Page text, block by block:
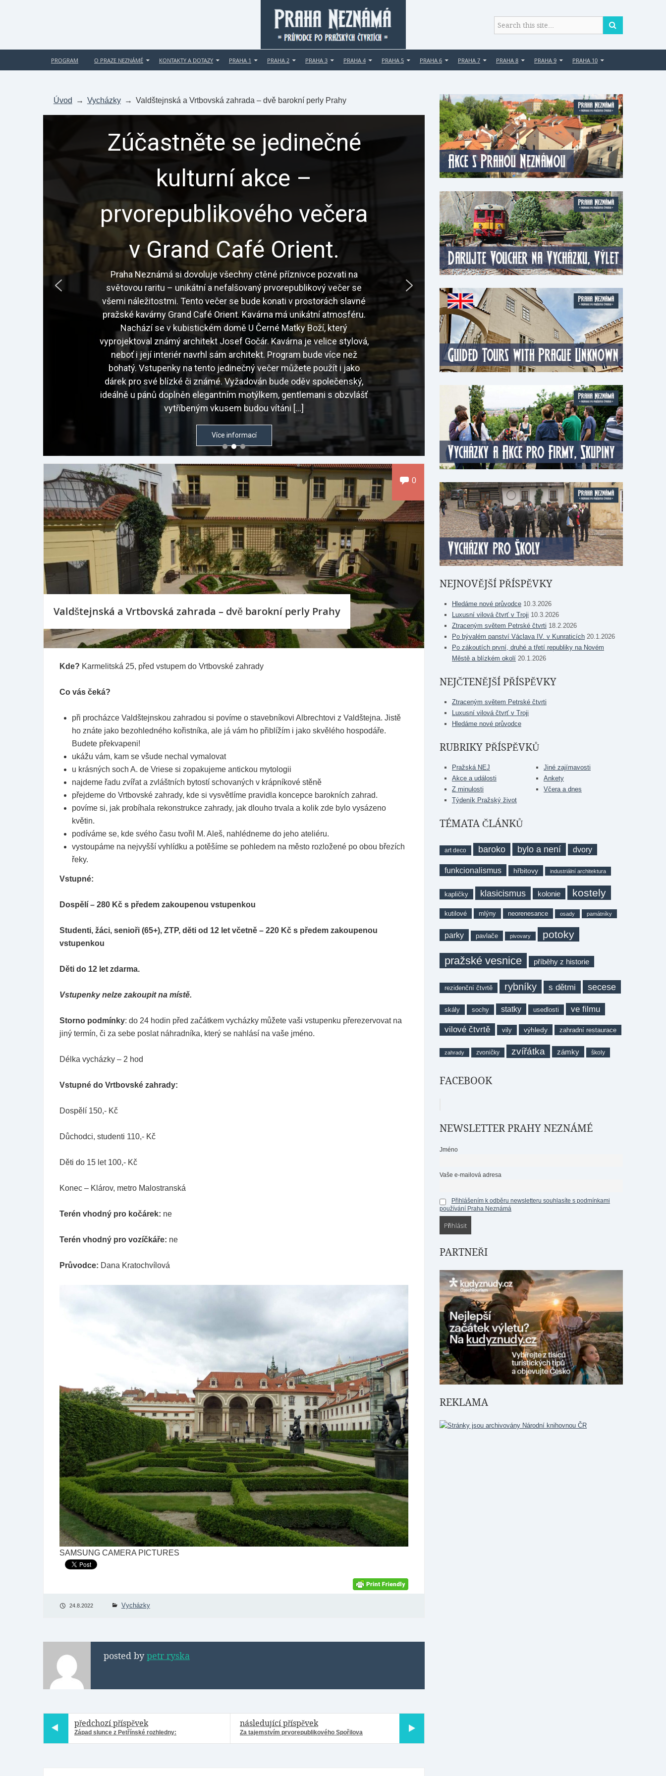
PROGRAM O PRAZE NEZNÁMÉ KONTAKTY A DOTAZY PRAHA 1 PRAHA 2 PRAHA 3 PRAHA 4 PRAHA 5 PRAHA 6 PRAHA 7 PRAHA 8 PRAHA 9 PRAHA 10
Úvod → Vycházky → Valdštejnská a Vrtbovská zahrada – dvě barokní perly Prahy
Zúčastněte se jedinečné
kulturní akce –
prvorepublikového večera
v Grand Café Orient.
Praha Neznámá si dovoluje všechny ctěné příznivce pozvati na
světovou raritu – unikátní a nefalšovaný prvorepublikový večer se
všemi náležitostmi. Tento večer se bude konati v prostorách slavné
pražské kavárny Grand Café Orient. Kavárna má unikátní atmosféru.
Nachází se v kubistickém domě U Černé Matky Boží, který
vyprojektoval známý architekt Josef Gočár. Kavárna je velice stylová,
neboť i její interiér navrhl sám architekt. Program bude více než
bohatý. Vstupenky na tento jedinečný večer můžete použít i jako
dárek pro své blízké či známé. Vyžadován bude oděv společenský,
ideálně u pánů doplněn elegantním motýlkem, gentlemani s obzvlášť
vytříbeným vkusem budou vítáni […]
Více informací
Valdštejnská a Vrtbovská zahrada – dvě barokní perly Prahy
0
Kde? Karmelitská 25, před vstupem do Vrtbovské zahrady
Co vás čeká?
při procházce Valdštejnskou zahradou si povíme o stavebníkovi Albrechtovi z Valdštejna. Jistě
ho znáte jako bezohledného kořistníka, ale já vám ho přiblížím i jako skvělého hospodáře.
Budete překvapeni!
ukážu vám, kam se všude nechal vymalovat
u krásných soch A. de Vriese si zopakujeme antickou mytologii
najdeme řadu zvířat a zvláštních bytostí schovaných v krápníkové stěně
přejdeme do Vrtbovské zahrady, kde si vysvětlíme pravidla koncepce barokních zahrad.
povíme si, jak probíhala rekonstrukce zahrady, jak dlouho trvala a kolik zde bylo vysázeno
květin.
podíváme se, kde svého času tvořil M. Aleš, nahlédneme do jeho ateliéru.
vystoupáme na nejvyšší vyhlídku a potěšíme se pohledem na město rozložené po obou březích
řeky.
Vstupné:
Dospělí – 280 Kč s předem zakoupenou vstupenkou
Studenti, žáci, senioři (65+), ZTP, děti od 12 let včetně – 220 Kč s předem zakoupenou
vstupenkou
Děti do 12 let zdarma.
Vstupenky nelze zakoupit na místě.
Storno podmínky: do 24 hodin před začátkem vycházky můžete vaši vstupenku přerezervovat na
jiný termín, či za sebe poslat náhradníka, který se nahlásí na vaše jméno.
Délka vycházky – 2 hod
Vstupné do Vrtbovské zahrady:
Dospělí 150,- Kč
Důchodci, studenti 110,- Kč
Děti do 15 let 100,- Kč
Konec – Klárov, metro Malostranská
Terén vhodný pro kočárek: ne
Terén vhodný pro vozíčkáře: ne
Průvodce: Dana Kratochvílová
SAMSUNG CAMERA PICTURES
24.8.2022 Vycházky
posted bypetr ryska
předchozí příspěvek
Západ slunce z Petřínské rozhledny:
následující příspěvek
Za tajemstvím prvorepublikového Spořilova
NEJNOVĚJŠÍ PŘÍSPĚVKY
Hledáme nové průvodce 10.3.2026
Luxusní vilová čtvrť v Troji 10.3.2026
Ztraceným světem Petrské čtvrti 18.2.2026
Po bývalém panství Václava IV. v Kunraticích 20.1.2026
Po zákoutích první, druhé a třetí republiky na Novém
Městě a blízkém okolí 20.1.2026
NEJČTENĚJŠÍ PŘÍSPĚVKY
Ztraceným světem Petrské čtvrti
Luxusní vilová čtvrť v Troji
Hledáme nové průvodce
RUBRIKY PŘÍSPĚVKŮ
Pražská NEJ
Akce a události
Z minulosti
Týdeník Pražský život
Jiné zajímavosti
Ankety
Včera a dnes
TÉMATA ČLÁNKŮ
art deco baroko bylo a není dvory
funkcionalismus hřbitovy industriální architektura
kapličky klasicismus kolonie kostely
kutilové mlýny neorenesance osady památníky
parky pavlače pivovary potoky
pražské vesnice příběhy z historie
rezidenční čtvrtě rybníky s dětmi secese
skály sochy statky usedlosti ve filmu
vilové čtvrtě vily výhledy zahradní restaurace
zahrady zvoničky zvířátka zámky školy
FACEBOOK
NEWSLETTER PRAHY NEZNÁMÉ
Jméno
Vaše e-mailová adresa
Přihlášením k odběru newsletteru souhlasíte s podmínkami
používání Praha Neznámá
PARTNEŘI
REKLAMA